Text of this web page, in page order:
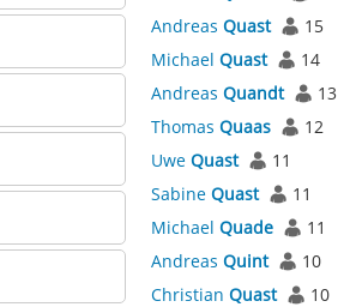
Andreas Quast
15
Michael Quast
14
Andreas Quandt
13
Thomas Quaas
12
Uwe Quast
11
Sabine Quast
11
Michael Quade
11
Andreas Quint
10
Christian Quast
10